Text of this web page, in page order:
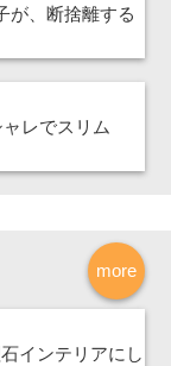
が、断捨離する
レでスリム
more
インテリアにし